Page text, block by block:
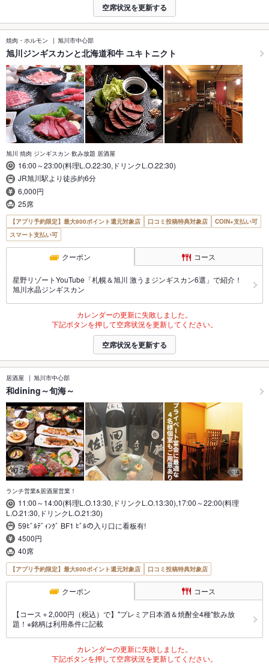
空席状況を更新する
焼肉・ホルモン 旭川市中心部
旭川ジンギスカンと北海道和牛 ユキトニクト
旭川 焼肉 ジンギスカン 飲み放題 居酒屋
16:00～23:00(料理L.O.22:30,ドリンクL.O.22:30)
JR旭川駅より徒歩約6分
6,000円
25席
【アプリ予約限定】最大800ポイント還元対象店 口コミ投稿特典対象店
COIN+支払い可
スマート支払い可
クーポン コース
星野リゾートYouTube「札幌＆旭川 激うまジンギスカン6選」で紹介！
旭川水晶ジンギスカン
カレンダーの更新に失敗しました。
下記ボタンを押して空席状況を更新してください。
空席状況を更新する
居酒屋 旭川市中心部
和dining～旬海～
ランチ営業&居酒屋営業！
11:00～14:00(料理L.O.13:30,ドリンクL.O.13:30),17:00～22:00(料理
L.O.21:30,ドリンクL.O.21:30)
59ﾋﾞﾙﾃﾞｨﾝｸﾞ BF1 ﾋﾞﾙの入り口に看板有!
4500円
40席
【アプリ予約限定】最大800ポイント還元対象店 口コミ投稿特典対象店
クーポン コース
【コース＋2,000円（税込）で】"プレミア日本酒＆焼酎全4種"飲み放
題！※銘柄は利用条件に記載
カレンダーの更新に失敗しました。
下記ボタンを押して空席状況を更新してください。